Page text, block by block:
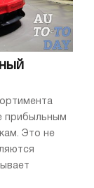
прибыльным
Это не